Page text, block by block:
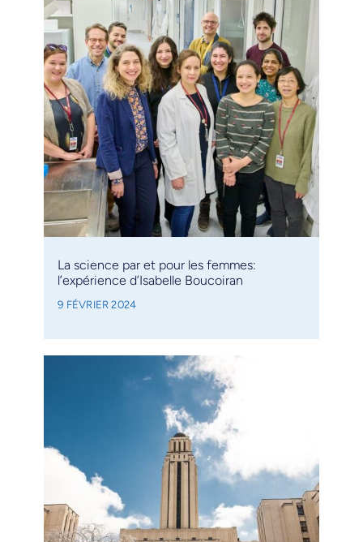
La science par et pour les femmes:
l’expérience d’Isabelle Boucoiran
9 FÉVRIER 2024